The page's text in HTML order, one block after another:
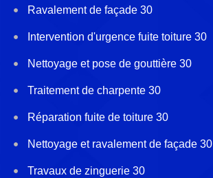
Ravalement de façade 30
Intervention d'urgence fuite toiture 30
Nettoyage et pose de gouttière 30
Traitement de charpente 30
Réparation fuite de toiture 30
Nettoyage et ravalement de façade 30
Travaux de zinguerie 30